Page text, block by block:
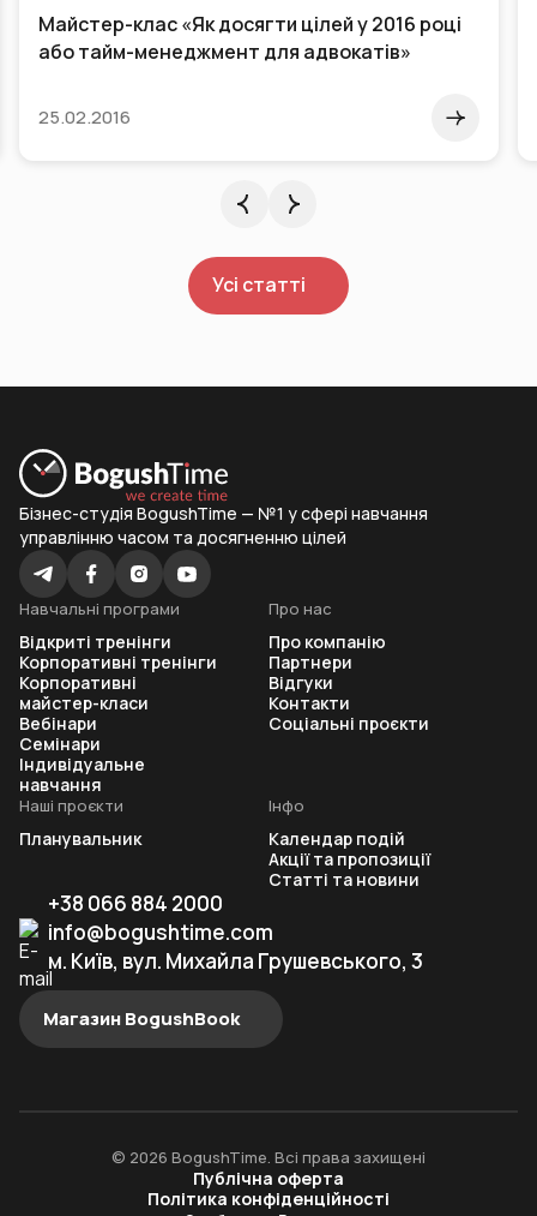
Як прославитися керівником-самодуром —
поставити завдання в голосовому
07.08.2024
Усі статті
Бізнес-студія BogushTime — №1 у сфері навчання
управлінню часом та досягненню цілей
Навчальні програми
Відкриті тренінги
Корпоративні тренінги
Корпоративні
майстер-класи
Вебінари
Семінари
Індивідуальне
навчання
Наші проєкти
Планувальник
Інфо
Календар подій
Акції та пропозиції
Статті та новини
Про нас
Про компанію
Партнери
Відгуки
Контакти
Соціальні проєкти
+38 066 884 2000
info@bogushtime.com
м. Київ, вул. Михайла Грушевського, 3
Магазин BogushBook
© 2026 BogushTime. Всі права захищені
Публічна оферта
Політика конфіденційності